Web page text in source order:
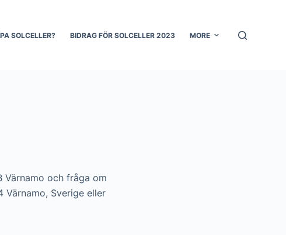
SOLCELLER? BIDRAG FÖR SOLCELLER 2023 MORE
Värnamo och fråga om
Sverige eller